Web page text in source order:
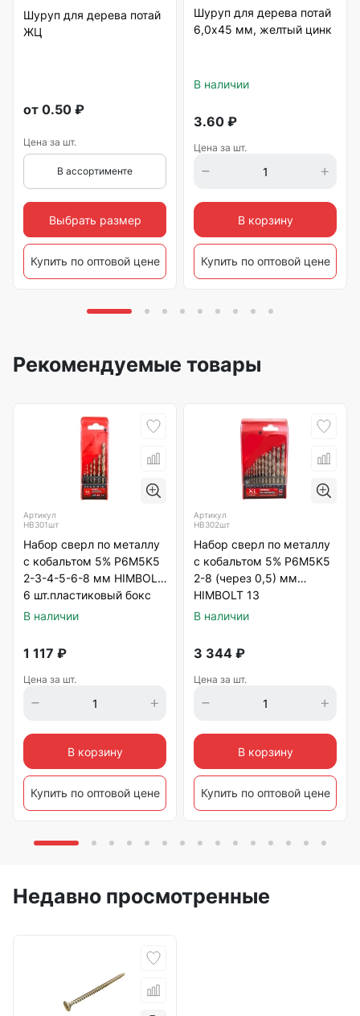
Шуруп для дерева потай
ЖЦ
от 0.50 ₽
Цена за шт.
В ассортименте
Выбрать размер
Купить по оптовой цене
Шуруп для дерева потай
6,0х45 мм, желтый цинк
В наличии
3.60 ₽
Цена за шт.
В корзину
Купить по оптовой цене
Рекомендуемые товары
Артикул
HB301шт
Набор сверл по металлу
с кобальтом 5% P6M5K5
2-3-4-5-6-8 мм HIMBOLT
6 шт.пластиковый бокс
В наличии
1 117 ₽
Цена за шт.
В корзину
Купить по оптовой цене
Артикул
HB302шт
Набор сверл по металлу
с кобальтом 5% P6M5K5
2-8 (через 0,5) мм
HIMBOLT 13
шт.пластиковый бокс
В наличии
3 344 ₽
Цена за шт.
В корзину
Купить по оптовой цене
Недавно просмотренные